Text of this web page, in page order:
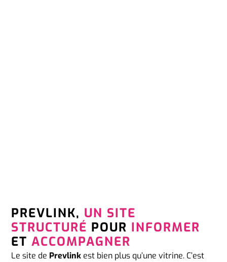
PREVLINK, UN SITE
STRUCTURÉ POUR INFORMER
ETACCOMPAGNER
Le site de Prevlink est bien plus qu’une vitrine. C’est